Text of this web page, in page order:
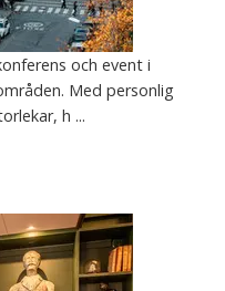
och event i
Med personlig
h ...